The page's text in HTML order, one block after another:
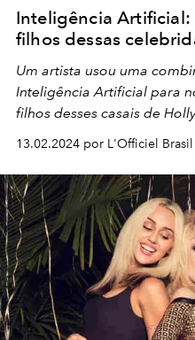
Inteligência Artificial:
filhos dessas
Um artista usou uma
Inteligência Artificial para
filhos desses casais de
13.02.2024 por L'Officiel Brasil